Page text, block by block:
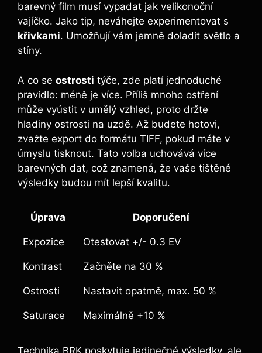
barevný film⁤ musí vypadat jak velikonoční
vajíčko. Jako tip, neváhejte experimentovat⁤ s
křivkami. Umožňují ⁣vám jemně doladit světlo ‌a ​
stíny.⁤
A ⁢co se ostrosti týče, zde ‌platí​ jednoduché
⁢pravidlo: méně⁢ je více.⁤ Příliš mnoho ostření
může‌ vyústit v umělý vzhled, proto držte⁢
hladiny ​ostrosti na uzdě. Až budete hotovi,
‍zvažte export do formátu ⁤TIFF, ‌pokud máte v
úmyslu ​tisknout. Tato volba uchovává⁢ více
barevných dat, což⁤ znamená, ‌že vaše‌ tištěné
výsledky budou mít⁣ lepší kvalitu.
Úprava Doporučení
Expozice Otestovat ⁣+/- 0.3 ‍EV
Kontrast Začněte na​ 30 %
Ostrosti Nastavit opatrně, max. 50 %
Saturace Maximálně +10‍ %
Technika BRK ​poskytuje jedinečné výsledky, ‍ale